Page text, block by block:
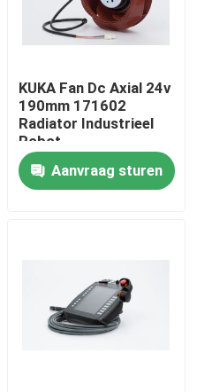
KUKA Fan Dc Axial 24v
190mm 171602
Radiator Industrieel
Robot
Aanvraag sturen